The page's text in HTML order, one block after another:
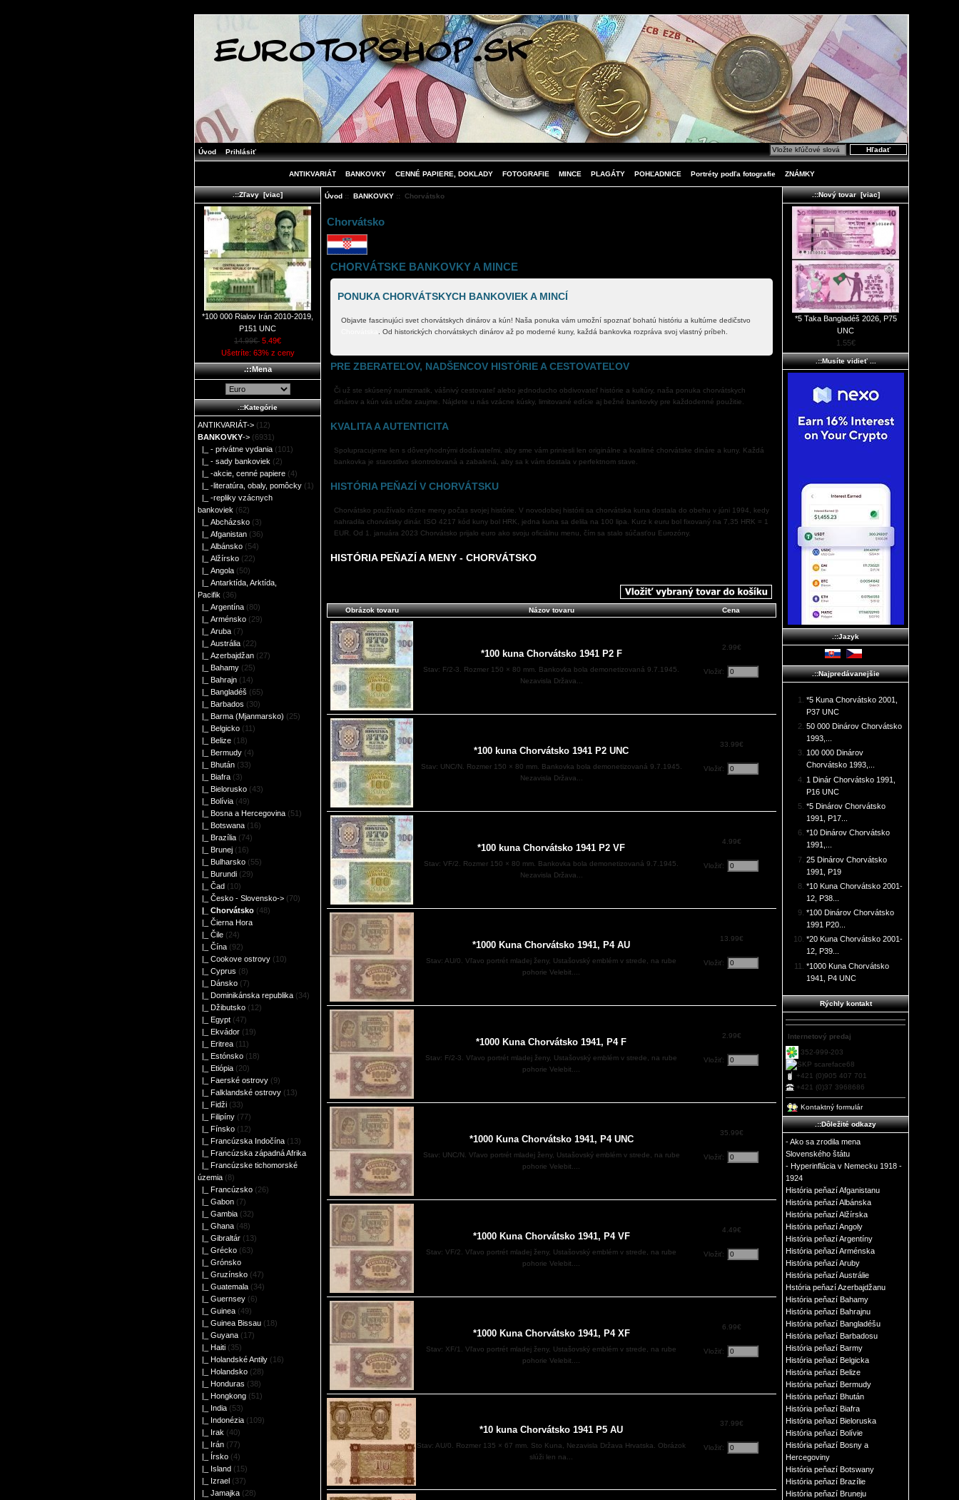
Úvod Prihlásiť
ANTIKVARIÁT BANKOVKY CENNÉ PAPIERE, DOKLADY FOTOGRAFIE MINCE PLAGÁTY POHĽADNICE Portréty podľa fotografie ZNÁMKY
.::Zľavy [viac]
*100 000 Rialov Irán 2010-2019,
P151 UNC
14.99€ 5.49€
Ušetríte: 63% z ceny
.::Mena
.::Kategórie
ANTIKVARIÁT-> (12)
BANKOVKY-> (6931)
|_ - privátne vydania (101)
|_ - sady bankoviek (2)
|_ -akcie, cenné papiere (4)
|_ -literatúra, obaly, pomôcky (1)
|_ -repliky vzácnych
bankoviek (62)
|_ Abcházsko (3)
|_ Afganistan (36)
|_ Albánsko (54)
|_ Alžírsko (22)
|_ Angola (50)
|_ Antarktída, Arktída,
Pacifik (36)
|_ Argentína (80)
|_ Arménsko (29)
|_ Aruba (7)
|_ Austrália (22)
|_ Azerbajdžan (27)
|_ Bahamy (25)
|_ Bahrajn (14)
|_ Bangladéš (65)
|_ Barbados (30)
|_ Barma (Mjanmarsko) (25)
|_ Belgicko (11)
|_ Belize (18)
|_ Bermudy (4)
|_ Bhután (33)
|_ Biafra (3)
|_ Bielorusko (43)
|_ Bolívia (49)
|_ Bosna a Hercegovina (51)
|_ Botswana (16)
|_ Brazília (74)
|_ Brunej (16)
|_ Bulharsko (55)
|_ Burundi (29)
|_ Čad (10)
|_ Česko - Slovensko-> (70)
|_ Chorvátsko (48)
|_ Čierna Hora
|_ Čile (24)
|_ Čína (92)
|_ Cookove ostrovy (10)
|_ Cyprus (8)
|_ Dánsko (7)
|_ Dominikánska republika (34)
|_ Džibutsko (12)
|_ Egypt (47)
|_ Ekvádor (19)
|_ Eritrea (11)
|_ Estónsko (18)
|_ Etiópia (20)
|_ Faerské ostrovy (9)
|_ Falklandské ostrovy (13)
|_ Fidži (33)
|_ Filipíny (77)
|_ Fínsko (12)
|_ Francúzska Indočína (13)
|_ Francúzska západná Afrika
|_ Francúzske tichomorské
územia (8)
|_ Francúzsko (26)
|_ Gabon (7)
|_ Gambia (32)
|_ Ghana (48)
|_ Gibraltár (13)
|_ Grécko (63)
|_ Grónsko
|_ Gruzínsko (47)
|_ Guatemala (34)
|_ Guernsey (6)
|_ Guinea (49)
|_ Guinea Bissau (18)
|_ Guyana (17)
|_ Haiti (35)
|_ Holandské Antily (16)
|_ Holandsko (28)
|_ Honduras (38)
|_ Hongkong (51)
|_ India (53)
|_ Indonézia (109)
|_ Irak (40)
|_ Irán (77)
|_ Írsko (4)
|_ Island (15)
|_ Izrael (37)
|_ Jamajka (28)
Úvod:: BANKOVKY:: Chorvátsko
Chorvátsko
CHORVÁTSKE BANKOVKY A MINCE
PONUKA CHORVÁTSKYCH BANKOVIEK A MINCÍ
Objavte fascinujúci svet chorvátskych dinárov a kún! Naša ponuka vám umožní spoznať bohatú históriu a kultúrne dedičstvo
. Od historických chorvátskych dinárov až po moderné kuny, každá bankovka rozpráva svoj vlastný príbeh.
PRE ZBERATEĽOV, NADŠENCOV HISTÓRIE A CESTOVATEĽOV
Či už ste skúsený numizmatik, vášnivý cestovateľ alebo jednoducho obdivovateľ histórie a kultúry, naša ponuka chorvátskych
dinárov a kún vás určite zaujme. Nájdete u nás vzácne kúsky, limitované edície aj bežné bankovky pre každodenné použitie.
KVALITA A AUTENTICITA
Spolupracujeme len s dôveryhodnými dodávateľmi, aby sme vám priniesli len originálne a kvalitné chorvátske dináre a kuny. Každá
bankovka je starostlivo skontrolovaná a zabalená, aby sa k vám dostala v perfektnom stave.
HISTÓRIA PEŇAZÍ V CHORVÁTSKU
Chorvátsko používalo rôzne meny počas svojej histórie. V novodobej histórii sa chorvátska kuna dostala do obehu v júni 1994, kedy
nahradila chorvátsky dinár. ISO 4217 kód kuny bol HRK, jedna kuna sa delila na 100 lipa. Kurz k euru bol fixovaný na 7,35 HRK = 1
EUR. Od 1. januára 2023 Chorvátsko prijalo euro ako svoju oficiálnu menu, čím sa stalo súčasťou Eurozóny.
HISTÓRIA PEŇAZÍ A MENY - CHORVÁTSKO
Obrázok tovaru Názov tovaru Cena
*100 kuna Chorvátsko 1941 P2 F
Stav: F/2-3. Rozmer 150 × 80 mm. Bankovka bola demonetizovaná 9.7.1945.
Nezavisla Država...
2.99€
Vložiť:
*100 kuna Chorvátsko 1941 P2 UNC
Stav: UNC/N. Rozmer 150 × 80 mm. Bankovka bola demonetizovaná 9.7.1945.
Nezavisla Država...
33.99€
Vložiť:
*100 kuna Chorvátsko 1941 P2 VF
Stav: VF/2. Rozmer 150 × 80 mm. Bankovka bola demonetizovaná 9.7.1945.
Nezavisla Država...
4.99€
Vložiť:
*1000 Kuna Chorvátsko 1941, P4 AU
Stav: AU/0. Vľavo portrét mladej ženy, Ustašovský emblém v strede, na rube
pohorie Velebit....
13.99€
Vložiť:
*1000 Kuna Chorvátsko 1941, P4 F
Stav: F/2-3. Vľavo portrét mladej ženy, Ustašovský emblém v strede, na rube
pohorie Velebit....
2.99€
Vložiť:
*1000 Kuna Chorvátsko 1941, P4 UNC
Stav: UNC/N. Vľavo portrét mladej ženy, Ustašovský emblém v strede, na rube
pohorie Velebit....
35.99€
Vložiť:
*1000 Kuna Chorvátsko 1941, P4 VF
Stav: VF/2. Vľavo portrét mladej ženy, Ustašovský emblém v strede, na rube
pohorie Velebit....
4.49€
Vložiť:
*1000 Kuna Chorvátsko 1941, P4 XF
Stav: XF/1. Vľavo portrét mladej ženy, Ustašovský emblém v strede, na rube
pohorie Velebit....
6.99€
Vložiť:
*10 kuna Chorvátsko 1941 P5 AU
Stav: AU/0. Rozmer 135 × 67 mm. Sto Kuna, Nezavisla Država Hrvatska. Obrázok
slúži len na...
37.99€
Vložiť:
.::Nový tovar [viac]
*5 Taka Bangladéš 2026, P75
UNC
1.55€
.::Musíte vidieť ...
.::Jazyk
.::Najpredávanejšie
*5 Kuna Chorvátsko 2001,
P37 UNC
50 000 Dinárov Chorvátsko
1993,...
100 000 Dinárov
Chorvátsko 1993,...
1 Dinár Chorvátsko 1991,
P16 UNC
*5 Dinárov Chorvátsko
1991, P17...
*10 Dinárov Chorvátsko
1991,...
25 Dinárov Chorvátsko
1991, P19
*10 Kuna Chorvátsko 2001-
12, P38...
*100 Dinárov Chorvátsko
1991 P20...
*20 Kuna Chorvátsko 2001-
12, P39...
*1000 Kuna Chorvátsko
1941, P4 UNC
Rýchly kontakt
Internetový predaj
352-999-203
scareface68
+421 (0)905 407 701
+421 (0)37 3968686
Kontaktný formulár
.::Dôležité odkazy
- Ako sa zrodila mena
Slovenského štátu
- Hyperinflácia v Nemecku 1918 -
1924
História peňazí Afganistanu
História peňazí Albánska
História peňazí Alžírska
História peňazí Angoly
História peňazí Argentíny
História peňazí Arménska
História peňazí Aruby
História peňazí Austrálie
Hstória peňazí Azerbajdžanu
História peňazí Bahamy
História peňazí Bahrajnu
História peňazí Bangladéšu
História peňazí Barbadosu
História peňazí Barmy
História peňazí Belgicka
História peňazí Belize
História peňazí Bermudy
História peňazí Bhután
História peňazí Biafra
História peňazí Bieloruska
História peňazí Bolívie
História peňazí Bosny a
Hercegoviny
História peňazí Botswany
História peňazí Brazílie
História peňazí Bruneju